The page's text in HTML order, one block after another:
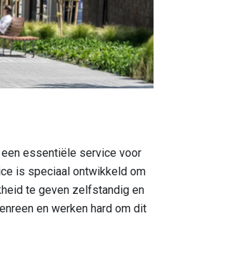
een essentiële service voor
is speciaal ontwikkeld om
te geven zelfstandig en
en werken hard om dit